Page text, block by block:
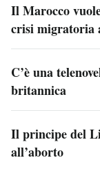
Il Marocco
crisi migratoria
C’è una
britannica
Il principe del
all’aborto